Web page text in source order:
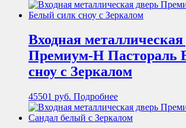
Входная металлическая
Премиум-Н Пастораль
сноу с Зеркалом
45501 руб. Подробнее